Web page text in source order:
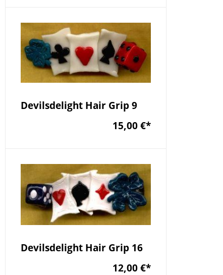
Devilsdelight Hair Grip 9
15,00 €*
Devilsdelight Hair Grip 16
12,00 €*